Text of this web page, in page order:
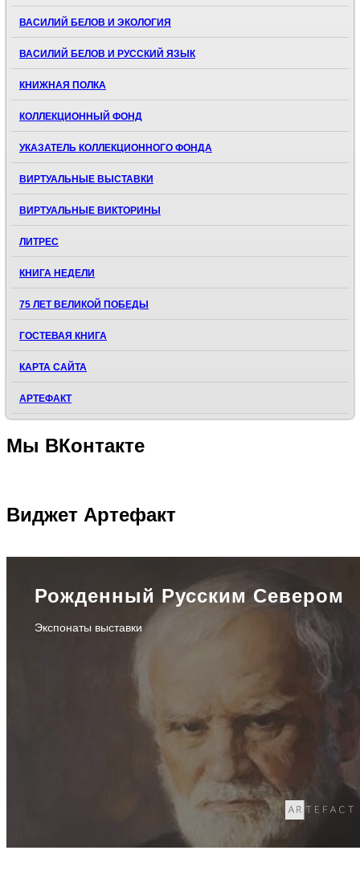
ВАСИЛИЙ БЕЛОВ И ЭКОЛОГИЯ
ВАСИЛИЙ БЕЛОВ И РУССКИЙ ЯЗЫК
КНИЖНАЯ ПОЛКА
КОЛЛЕКЦИОННЫЙ ФОНД
УКАЗАТЕЛЬ КОЛЛЕКЦИОННОГО ФОНДА
ВИРТУАЛЬНЫЕ ВЫСТАВКИ
ВИРТУАЛЬНЫЕ ВИКТОРИНЫ
ЛИТРЕС
КНИГА НЕДЕЛИ
75 ЛЕТ ВЕЛИКОЙ ПОБЕДЫ
ГОСТЕВАЯ КНИГА
КАРТА САЙТА
АРТЕФАКТ
Мы ВКонтакте
Виджет Артефакт
Рожденный Русским Севером
Экспонаты выставки